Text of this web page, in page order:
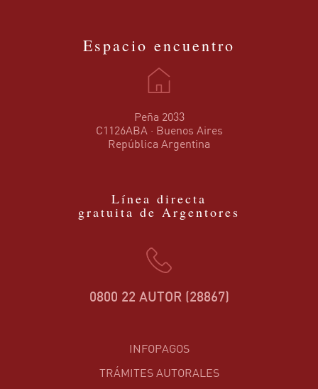
Espacio encuentro
Peña 2033
C1126ABA · Buenos Aires
República Argentina
Línea directa
gratuita de Argentores
0800 22 AUTOR (28867)
INFOPAGOS
TRÁMITES AUTORALES